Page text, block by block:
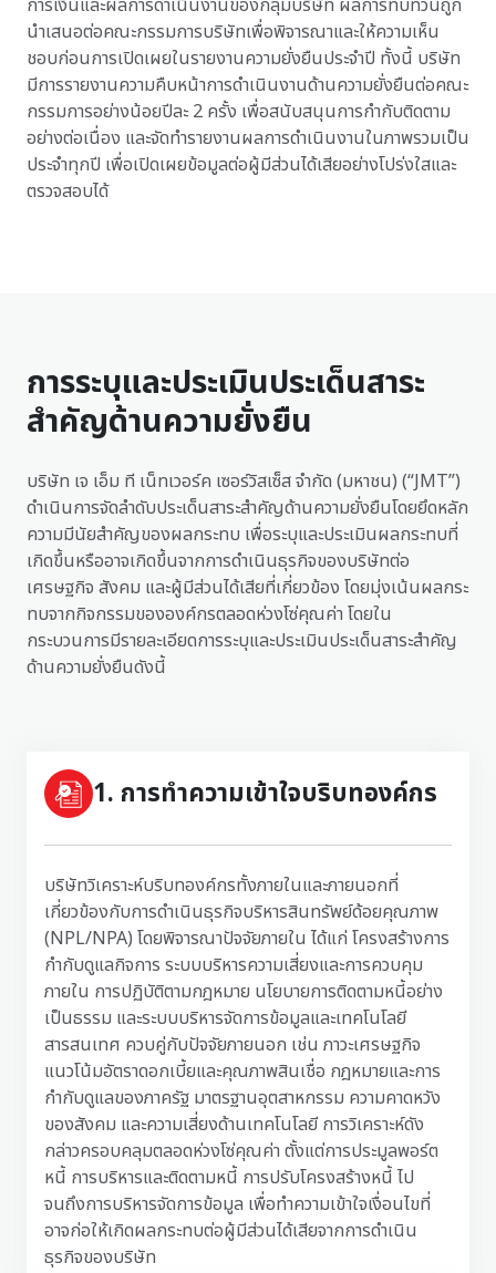
การเงินและผลการดำเนินงานของกลุ่มบริษัท ผลการทบทวนถูก
นำเสนอต่อคณะกรรมการบริษัทเพื่อพิจารณาและให้ความเห็น
ชอบก่อนการเปิดเผยในรายงานความยั่งยืนประจำปี ทั้งนี้ บริษัท
มีการรายงานความคืบหน้าการดำเนินงานด้านความยั่งยืนต่อคณะ
กรรมการอย่างน้อยปีละ 2 ครั้ง เพื่อสนับสนุนการกำกับติดตาม
อย่างต่อเนื่อง และจัดทำรายงานผลการดำเนินงานในภาพรวมเป็น
ประจำทุกปี เพื่อเปิดเผยข้อมูลต่อผู้มีส่วนได้เสียอย่างโปร่งใสและ
ตรวจสอบได้
การระบุและประเมินประเด็นสาระ
สำคัญด้านความยั่งยืน
บริษัท เจ เอ็ม ที เน็ทเวอร์ค เซอร์วิสเซ็ส จำกัด (มหาชน) (“JMT”)
ดำเนินการจัดลำดับประเด็นสาระสำคัญด้านความยั่งยืนโดยยึดหลัก
ความมีนัยสำคัญของผลกระทบ เพื่อระบุและประเมินผลกระทบที่
เกิดขึ้นหรืออาจเกิดขึ้นจากการดำเนินธุรกิจของบริษัทต่อ
เศรษฐกิจ สังคม และผู้มีส่วนได้เสียที่เกี่ยวข้อง โดยมุ่งเน้นผลกระ
ทบจากกิจกรรมขององค์กรตลอดห่วงโซ่คุณค่า โดยใน
กระบวนการมีรายละเอียดการระบุและประเมินประเด็นสาระสำคัญ
ด้านความยั่งยืนดังนี้
1. การทำความเข้าใจบริบทองค์กร
บริษัทวิเคราะห์บริบทองค์กรทั้งภายในและภายนอกที่
เกี่ยวข้องกับการดำเนินธุรกิจบริหารสินทรัพย์ด้อยคุณภาพ
(NPL/NPA) โดยพิจารณาปัจจัยภายใน ได้แก่ โครงสร้างการ
กำกับดูแลกิจการ ระบบบริหารความเสี่ยงและการควบคุม
ภายใน การปฏิบัติตามกฎหมาย นโยบายการติดตามหนี้อย่าง
เป็นธรรม และระบบบริหารจัดการข้อมูลและเทคโนโลยี
สารสนเทศ ควบคู่กับปัจจัยภายนอก เช่น ภาวะเศรษฐกิจ
แนวโน้มอัตราดอกเบี้ยและคุณภาพสินเชื่อ กฎหมายและการ
กำกับดูแลของภาครัฐ มาตรฐานอุตสาหกรรม ความคาดหวัง
ของสังคม และความเสี่ยงด้านเทคโนโลยี การวิเคราะห์ดัง
กล่าวครอบคลุมตลอดห่วงโซ่คุณค่า ตั้งแต่การประมูลพอร์ต
หนี้ การบริหารและติดตามหนี้ การปรับโครงสร้างหนี้ ไป
จนถึงการบริหารจัดการข้อมูล เพื่อทำความเข้าใจเงื่อนไขที่
อาจก่อให้เกิดผลกระทบต่อผู้มีส่วนได้เสียจากการดำเนิน
ธุรกิจของบริษัท